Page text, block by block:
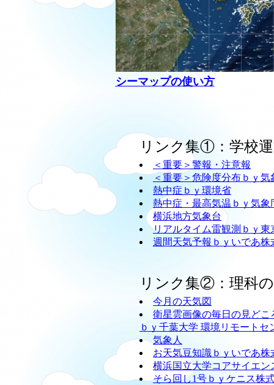
シーマップの使い方
リンク集①：学校
＜重要＞警報・注意報
＜重要＞危険度分布ｂｙ気
熱中症ｂｙ環境省
熱中症・最高気温ｂｙ気象
横浜地方気象台
リアルタイム雷観測ｂｙ東
週間天気予報ｂｙいであ株
リンク集②：理科
今月の天気図
衛星雲画像の毎日の見どこ
ｂｙ千葉大学 環境リモート
気象人
お天気豆知識ｂｙいであ株
横浜国立大学コアサイエン
そら回し1号ｂｙケニス株